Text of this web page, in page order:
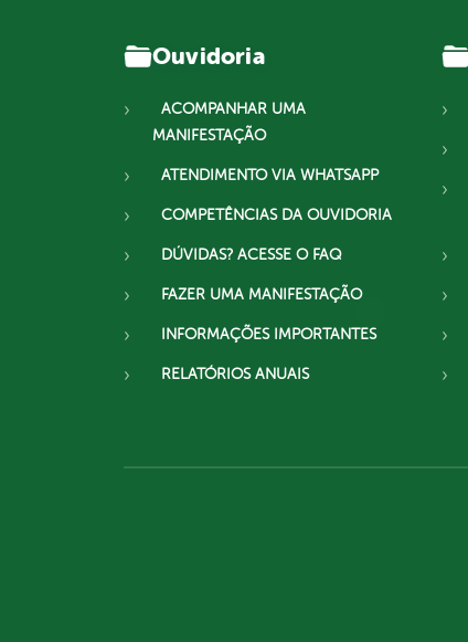
Ouvidoria
ACOMPANHAR UMA
MANIFESTAÇÃO
ATENDIMENTO VIA WHATSAPP
COMPETÊNCIAS DA OUVIDORIA
DÚVIDAS? ACESSE O FAQ
FAZER UMA MANIFESTAÇÃO
INFORMAÇÕES IMPORTANTES
RELATÓRIOS ANUAIS